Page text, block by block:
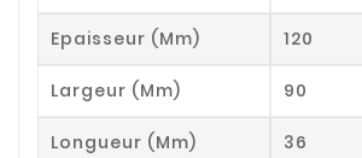
Epaisseur (mm) 120
Largeur (mm) 90
Longueur (mm) 36